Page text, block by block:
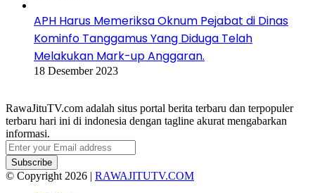
APH Harus Memeriksa Oknum Pejabat di Dinas
Kominfo Tanggamus Yang Diduga Telah
Melakukan Mark-up Anggaran.
18 Desember 2023
RawaJituTV.com adalah situs portal berita terbaru dan terpopuler
terbaru hari ini di indonesia dengan tagline akurat mengabarkan
informasi.
Enter
your
Email
address
© Copyright 2026 | RAWAJITUTV.COM